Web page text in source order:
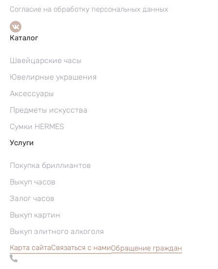
Согласие на обработку персональных данных
Каталог
Швейцарские часы
Ювелирные украшения
Аксессуары
Предметы искусства
Сумки HERMES
Услуги
Покупка бриллиантов
Выкуп часов
Залог часов
Выкуп картин
Выкуп элитного алкоголя
Карта сайтаСвязаться с намиОбращение граждан